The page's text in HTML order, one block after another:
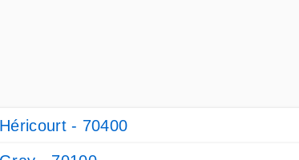
Héricourt - 70400